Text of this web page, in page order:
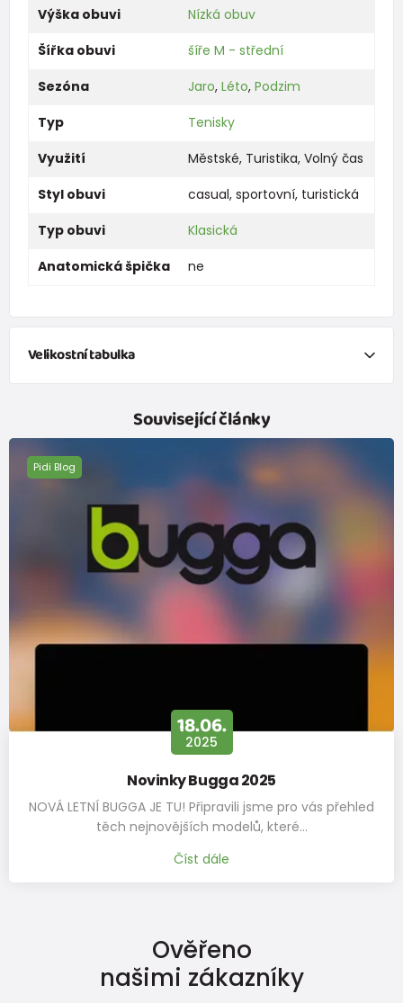
Výška obuvi
Nízká obuv
Šířka obuvi
šíře M - střední
Sezóna
Jaro, Léto, Podzim
Typ
Tenisky
Využití
Městské, Turistika, Volný čas
Styl obuvi
casual, sportovní, turistická
Typ obuvi
Klasická
Anatomická špička
ne
Velikostní tabulka
Délka
stélky v
cm
20,2 21,5
Související články
Pidi Blog
18.06.
2025
Novinky Bugga 2025
NOVÁ LETNÍ BUGGA JE TU! Připravili jsme pro vás přehled
těch nejnovějších modelů, které…
Číst dále
Ověřeno
našimi zákazníky